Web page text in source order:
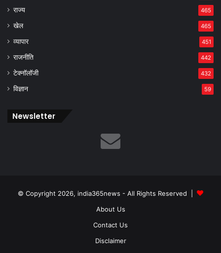
राज्य 465
खेल 465
व्यापार 451
राजनीति 442
टेक्नॉलॉजी 432
विज्ञान 59
Newsletter
© Copyright 2026, india365news - All Rights Reserved |
About Us
Contact Us
Disclaimer